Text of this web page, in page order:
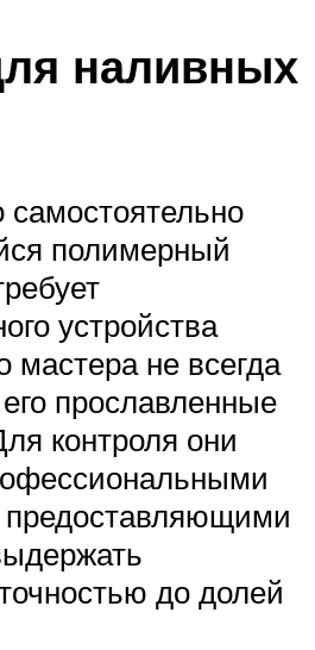
наливных
самостоятельно
полимерный
устройства
мастера не всегда
прославленные
контроля они
предоставляющими
до долей